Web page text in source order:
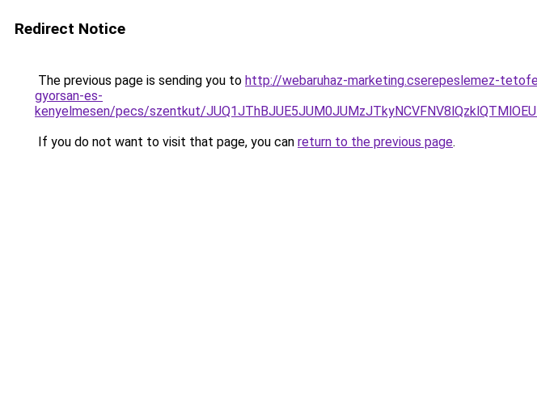
Redirect Notice
The previous page is sending you to http://webaruhaz-marketing.cserepeslemez-
gyorsan-es-
kenyelmesen/pecs/szentkut/
If you do not want to visit that page, you can return to the previous page.